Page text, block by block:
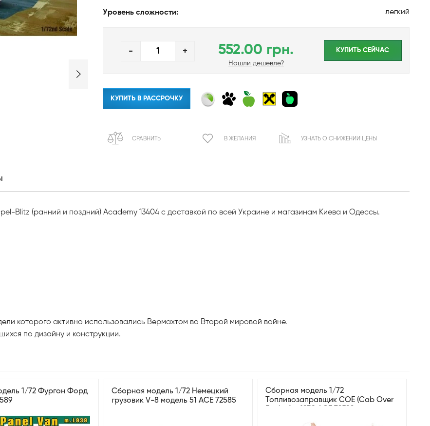
Уровень сложности: легкий
- + 552.00 грн.
Нашли дешевле?
КУПИТЬ CЕЙЧАС
КУПИТЬ В РАССРОЧКУ
СРАВНИТЬ В ЖЕЛАНИЯ УЗНАТЬ О СНИЖЕНИИ ЦЕНЫ
Blitz (ранний и поздний) Academy 13404 с доставкой по всей Украине и магазинам Киева и Одессы.
которого активно использовались Вермахтом во Второй мировой войне.
по дизайну и конструкции.
1/72 Фургон Форд
Сборная модель 1/72 Немецкий
грузовик V-8 модель 51 ACE 72585
Сборная модель 1/72
Топливозаправщик COE (Cab Over